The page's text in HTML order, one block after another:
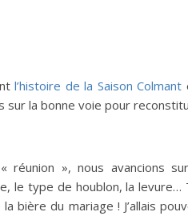
l’histoire de la Saison Colmant
sur la bonne voie pour
réunion », nous avancions
le type de houblon, la
bière du mariage ! J’allais